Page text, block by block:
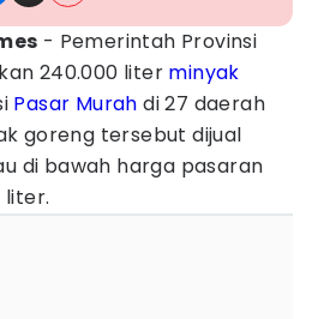
- Pemerintah Provinsi
240.000 liter minyak
Pasar Murah di 27 daerah
goreng tersebut dijual
di bawah harga pasaran
liter.